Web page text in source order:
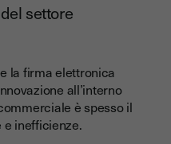
settore
la firma elettronica
all’interno
è spesso il
e inefficienze.